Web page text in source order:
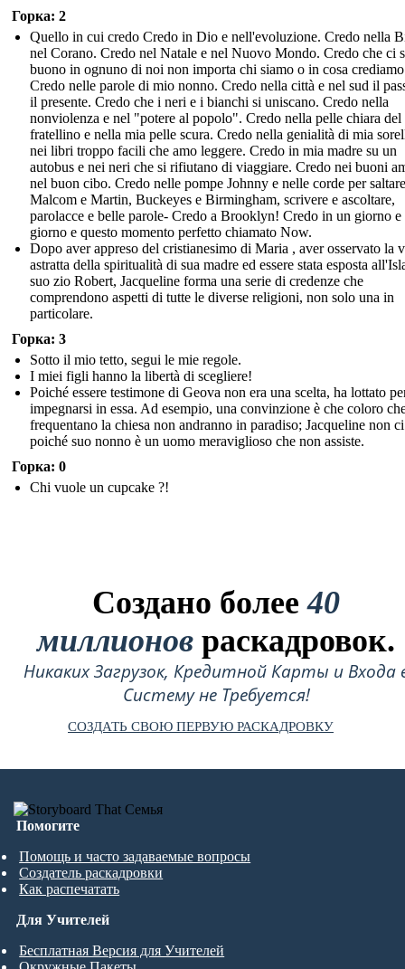
Горка: 2
Quello in cui credo Credo in Dio e nell'evoluzione. Credo nella
nel Corano. Credo nel Natale e nel Nuovo Mondo. Credo che ci
buono in ognuno di noi non importa chi siamo o in cosa
Credo nelle parole di mio nonno. Credo nella città e nel sud il
il presente. Credo che i neri e i bianchi si uniscano. Credo nella
nonviolenza e nel "potere al popolo". Credo nella pelle chiara del
fratellino e nella mia pelle scura. Credo nella genialità di mia
nei libri troppo facili che amo leggere. Credo in mia madre su un
autobus e nei neri che si rifiutano di viaggiare. Credo nei buoni
nel buon cibo. Credo nelle pompe Johnny e nelle corde per
Malcom e Martin, Buckeyes e Birmingham, scrivere e ascoltare,
parolacce e belle parole- Credo a Brooklyn! Credo in un giorno e
giorno e questo momento perfetto chiamato Now.
Dopo aver appreso del cristianesimo di Maria , aver osservato la
astratta della spiritualità di sua madre ed essere stata esposta
suo zio Robert, Jacqueline forma una serie di credenze che
comprendono aspetti di tutte le diverse religioni, non solo una in
particolare.
Горка: 3
Sotto il mio tetto, segui le mie regole.
I miei figli hanno la libertà di scegliere!
Poiché essere testimone di Geova non era una scelta, ha lottato
impegnarsi in essa. Ad esempio, una convinzione è che coloro
frequentano la chiesa non andranno in paradiso; Jacqueline non
poiché suo nonno è un uomo meraviglioso che non assiste.
Горка: 0
Chi vuole un cupcake ?!
Создано более40
миллионов раскадровок.
Никаких Загрузок, Кредитной Карты и Входа
Систему не Требуется!
СОЗДАТЬ СВОЮ ПЕРВУЮ РАСКАДРОВКУ
Помогите
Помощь и часто задаваемые вопросы
Создатель раскадровки
Как распечатать
Для Учителей
Бесплатная Версия для Учителей